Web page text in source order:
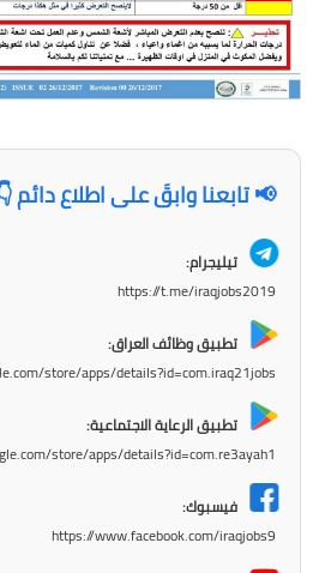
كتب
📢 تابعنا وابقَ على اطلاع دائم
تيليجرام:
https://t.me/iraqjobs2019
تطبيق وظائف العراق:
store/apps/details?id=com.iraq21jobs
تطبيق الرعاية الاجتماعية:
store/apps/details?id=com.re3ayah1
فيسبوك:
https://www.facebook.com/iraqjobs9